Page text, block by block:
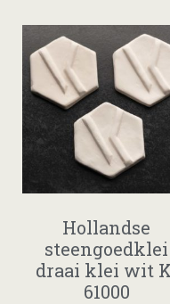
Hollandse
steengoedklei
draai klei wit
61000